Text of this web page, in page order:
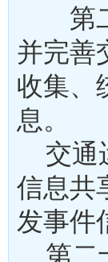
第二
并完善
收集、
息
交通
信息共
发事
第二